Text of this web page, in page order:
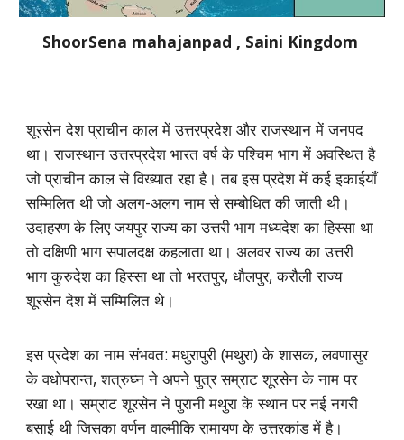
ShoorSena mahajanpad , Saini Kingdom
शूरसेन देश प्राचीन काल में उत्तरप्रदेश और राजस्थान में जनपद
था। राजस्थान उत्तरप्रदेश भारत वर्ष के पश्चिम भाग में अवस्थित है
जो प्राचीन काल से विख्यात रहा है। तब इस प्रदेश में कई इकाईयाँ
सम्मिलित थी जो अलग-अलग नाम से सम्बोधित की जाती थी।
उदाहरण के लिए जयपुर राज्य का उत्तरी भाग मध्यदेश का हिस्सा था
तो दक्षिणी भाग सपालदक्ष कहलाता था। अलवर राज्य का उत्तरी
भाग कुरुदेश का हिस्सा था तो भरतपुर, धौलपुर, करौली राज्य
शूरसेन देश में सम्मिलित थे।
इस प्रदेश का नाम संभवत: मधुरापुरी (मथुरा) के शासक, लवणासुर
के वधोपरान्त, शत्रुघ्न ने अपने पुत्र सम्राट शूरसेन के नाम पर
रखा था। सम्राट शूरसेन ने पुरानी मथुरा के स्थान पर नई नगरी
बसाई थी जिसका वर्णन वाल्मीकि रामायण के उत्तरकांड में है।